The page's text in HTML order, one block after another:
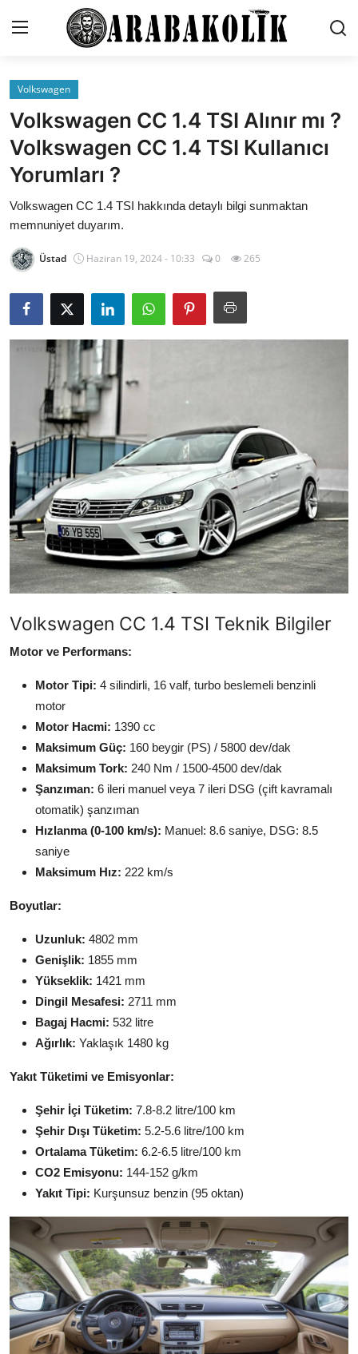
İletişim
Genel
Karşılaştırmalar
Testler
Motosiklet
Paketler
Yağlar
Oto Bilgi
Volkswagen
Volkswagen CC 1.4 TSI Alınır mı ?
Volkswagen CC 1.4 TSI Kullanıcı
Yorumları ?
Volkswagen CC 1.4 TSI hakkında detaylı bilgi sunmaktan
memnuniyet duyarım.
Üstad Haziran 19, 2024 - 10:33 0 265
Volkswagen CC 1.4 TSI Teknik Bilgiler
Motor ve Performans:
Motor Tipi: 4 silindirli, 16 valf, turbo beslemeli benzinli
motor
Motor Hacmi: 1390 cc
Maksimum Güç: 160 beygir (PS) / 5800 dev/dak
Maksimum Tork: 240 Nm / 1500-4500 dev/dak
Şanzıman: 6 ileri manuel veya 7 ileri DSG (çift kavramalı
otomatik) şanzıman
Hızlanma (0-100 km/s): Manuel: 8.6 saniye, DSG: 8.5
saniye
Maksimum Hız: 222 km/s
Boyutlar:
Uzunluk: 4802 mm
Genişlik: 1855 mm
Yükseklik: 1421 mm
Dingil Mesafesi: 2711 mm
Bagaj Hacmi: 532 litre
Ağırlık: Yaklaşık 1480 kg
Yakıt Tüketimi ve Emisyonlar:
Şehir İçi Tüketim: 7.8-8.2 litre/100 km
Şehir Dışı Tüketim: 5.2-5.6 litre/100 km
Ortalama Tüketim: 6.2-6.5 litre/100 km
CO2 Emisyonu: 144-152 g/km
Yakıt Tipi: Kurşunsuz benzin (95 oktan)